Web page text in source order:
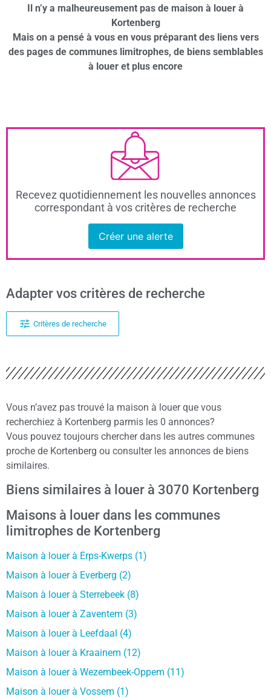
Il n’y a malheureusement pas de maison à louer à
Kortenberg
Mais on a pensé à vous en vous préparant des liens vers
des pages de communes limitrophes, de biens semblables
à louer et plus encore
Recevez quotidiennement les nouvelles annonces
correspondant à vos critères de recherche
Créer une alerte
Adapter vos critères de recherche
Critères de recherche
Vous n’avez pas trouvé la maison à louer que vous
recherchiez à Kortenberg parmis les 0 annonces?
Vous pouvez toujours chercher dans les autres communes
proche de Kortenberg ou consulter les annonces de biens
similaires.
Biens similaires à louer à 3070 Kortenberg
Maisons à louer dans les communes
limitrophes de Kortenberg
Maison à louer à Erps-Kwerps (1)
Maison à louer à Everberg (2)
Maison à louer à Sterrebeek (8)
Maison à louer à Zaventem (3)
Maison à louer à Leefdaal (4)
Maison à louer à Kraainem (12)
Maison à louer à Wezembeek-Oppem (11)
Maison à louer à Vossem (1)